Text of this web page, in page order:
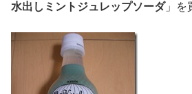
水出しミントジュレップソーダ」を